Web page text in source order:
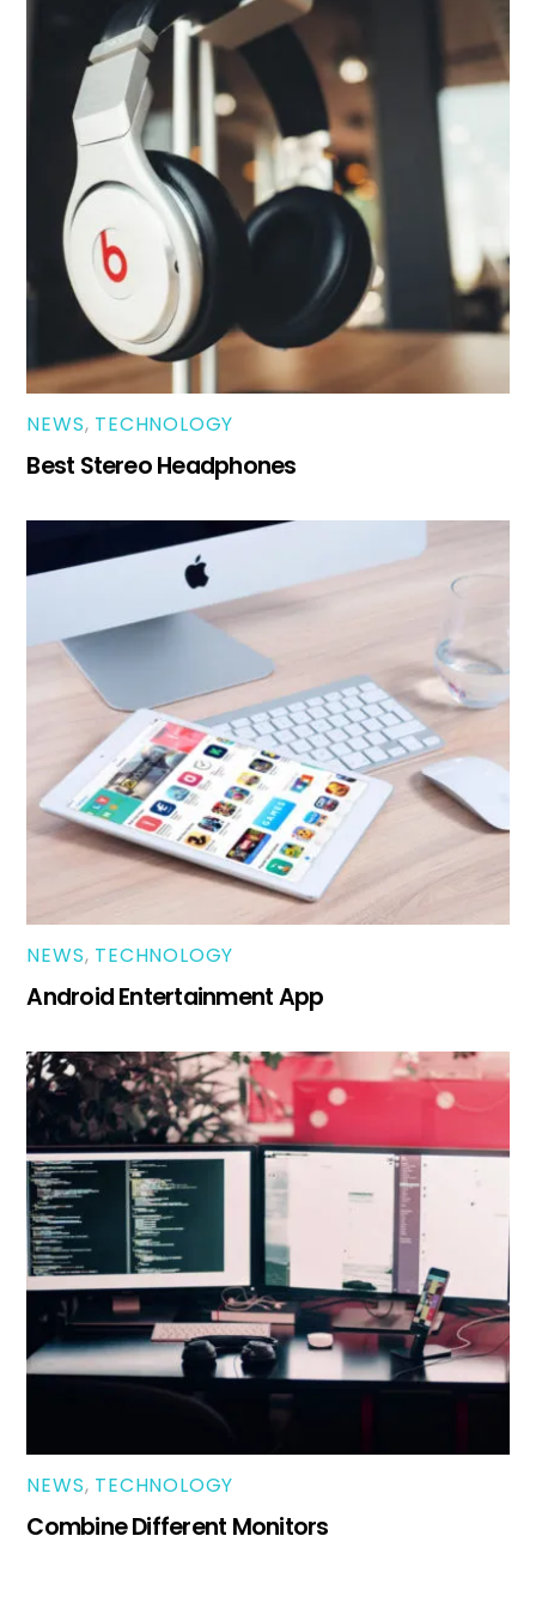
NEWS, TECHNOLOGY
Best Stereo Headphones
NEWS, TECHNOLOGY
Android Entertainment App
NEWS, TECHNOLOGY
Combine Different Monitors